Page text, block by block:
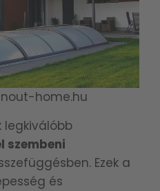
home.hu
legkiválóbb
szembeni
Ezek a
és